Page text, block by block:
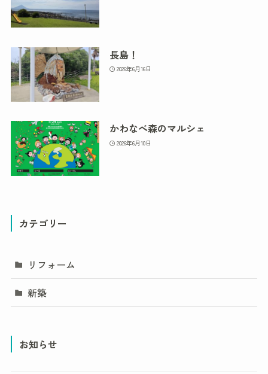
長島！
2026年6月16日
かわなべ森のマルシェ
2026年6月10日
カテゴリー
リフォーム
新築
お知らせ